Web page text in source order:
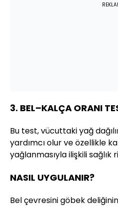
3. BEL–KALÇA ORANI
Bu test, vücuttaki yağ
yardımcı olur ve özellikle
yağlanmasıyla ilişkili
NASIL UYGULANIR?
Bel çevresini göbek